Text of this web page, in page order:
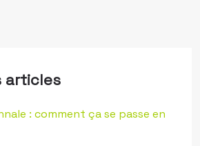
articles
: comment ça se passe en